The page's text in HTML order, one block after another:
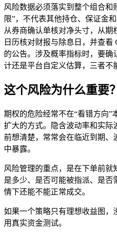
风险数据必须落实到整个组合和
限”，不代表其他持仓、保证金
从券商确认单核对净头寸，从期
日历核对财报与除息日，并查
的公告。涉及概率指标时，要
计还是平台自定义估算，三者不
这个风险为什么重要？
期权的危险经常不在“看错方向”
扩大的方式。隐含波动率和实际
前想清楚，常常会在临近到期、
中暴露。
风险管理的重点，是在下单前就
是多少、是否可能被指派、是
情下还能不能正常成交。
如果一个策略只有理想收益图，
用真实资金测试。